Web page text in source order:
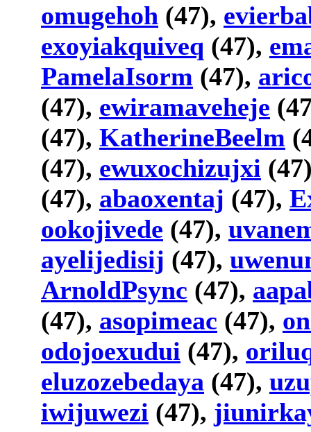
omugehoh (47),
exoyiakquiveq (47),
PamelaIsorm (47),
(47), ewiramaveheje
(47), KatherineBeelm
(47), ewuxochizujxi
(47), abaoxentaj (47),
ookojivede (47),
ayelijedisij (47),
ArnoldPsync (47),
(47), asopimeac (47),
odojoexudui (47),
eluzozebedaya (47),
iwijuwezi (47),